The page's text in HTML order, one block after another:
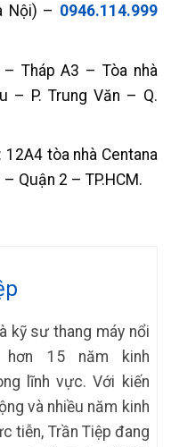
Nội) – 0946.114.999
– Tháp A3 – Tòa nhà
– P. Trung Văn – Q.
: 12A4 tòa nhà Centana
Quận 2 – TP.HCM.
kỹ sư thang máy nổi
hơn 15 năm kinh
lĩnh vực. Với kiến
và nhiều năm kinh
tiễn, Trần Tiệp đang